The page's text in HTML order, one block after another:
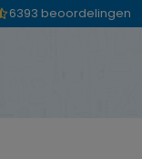
6393 beoordelingen